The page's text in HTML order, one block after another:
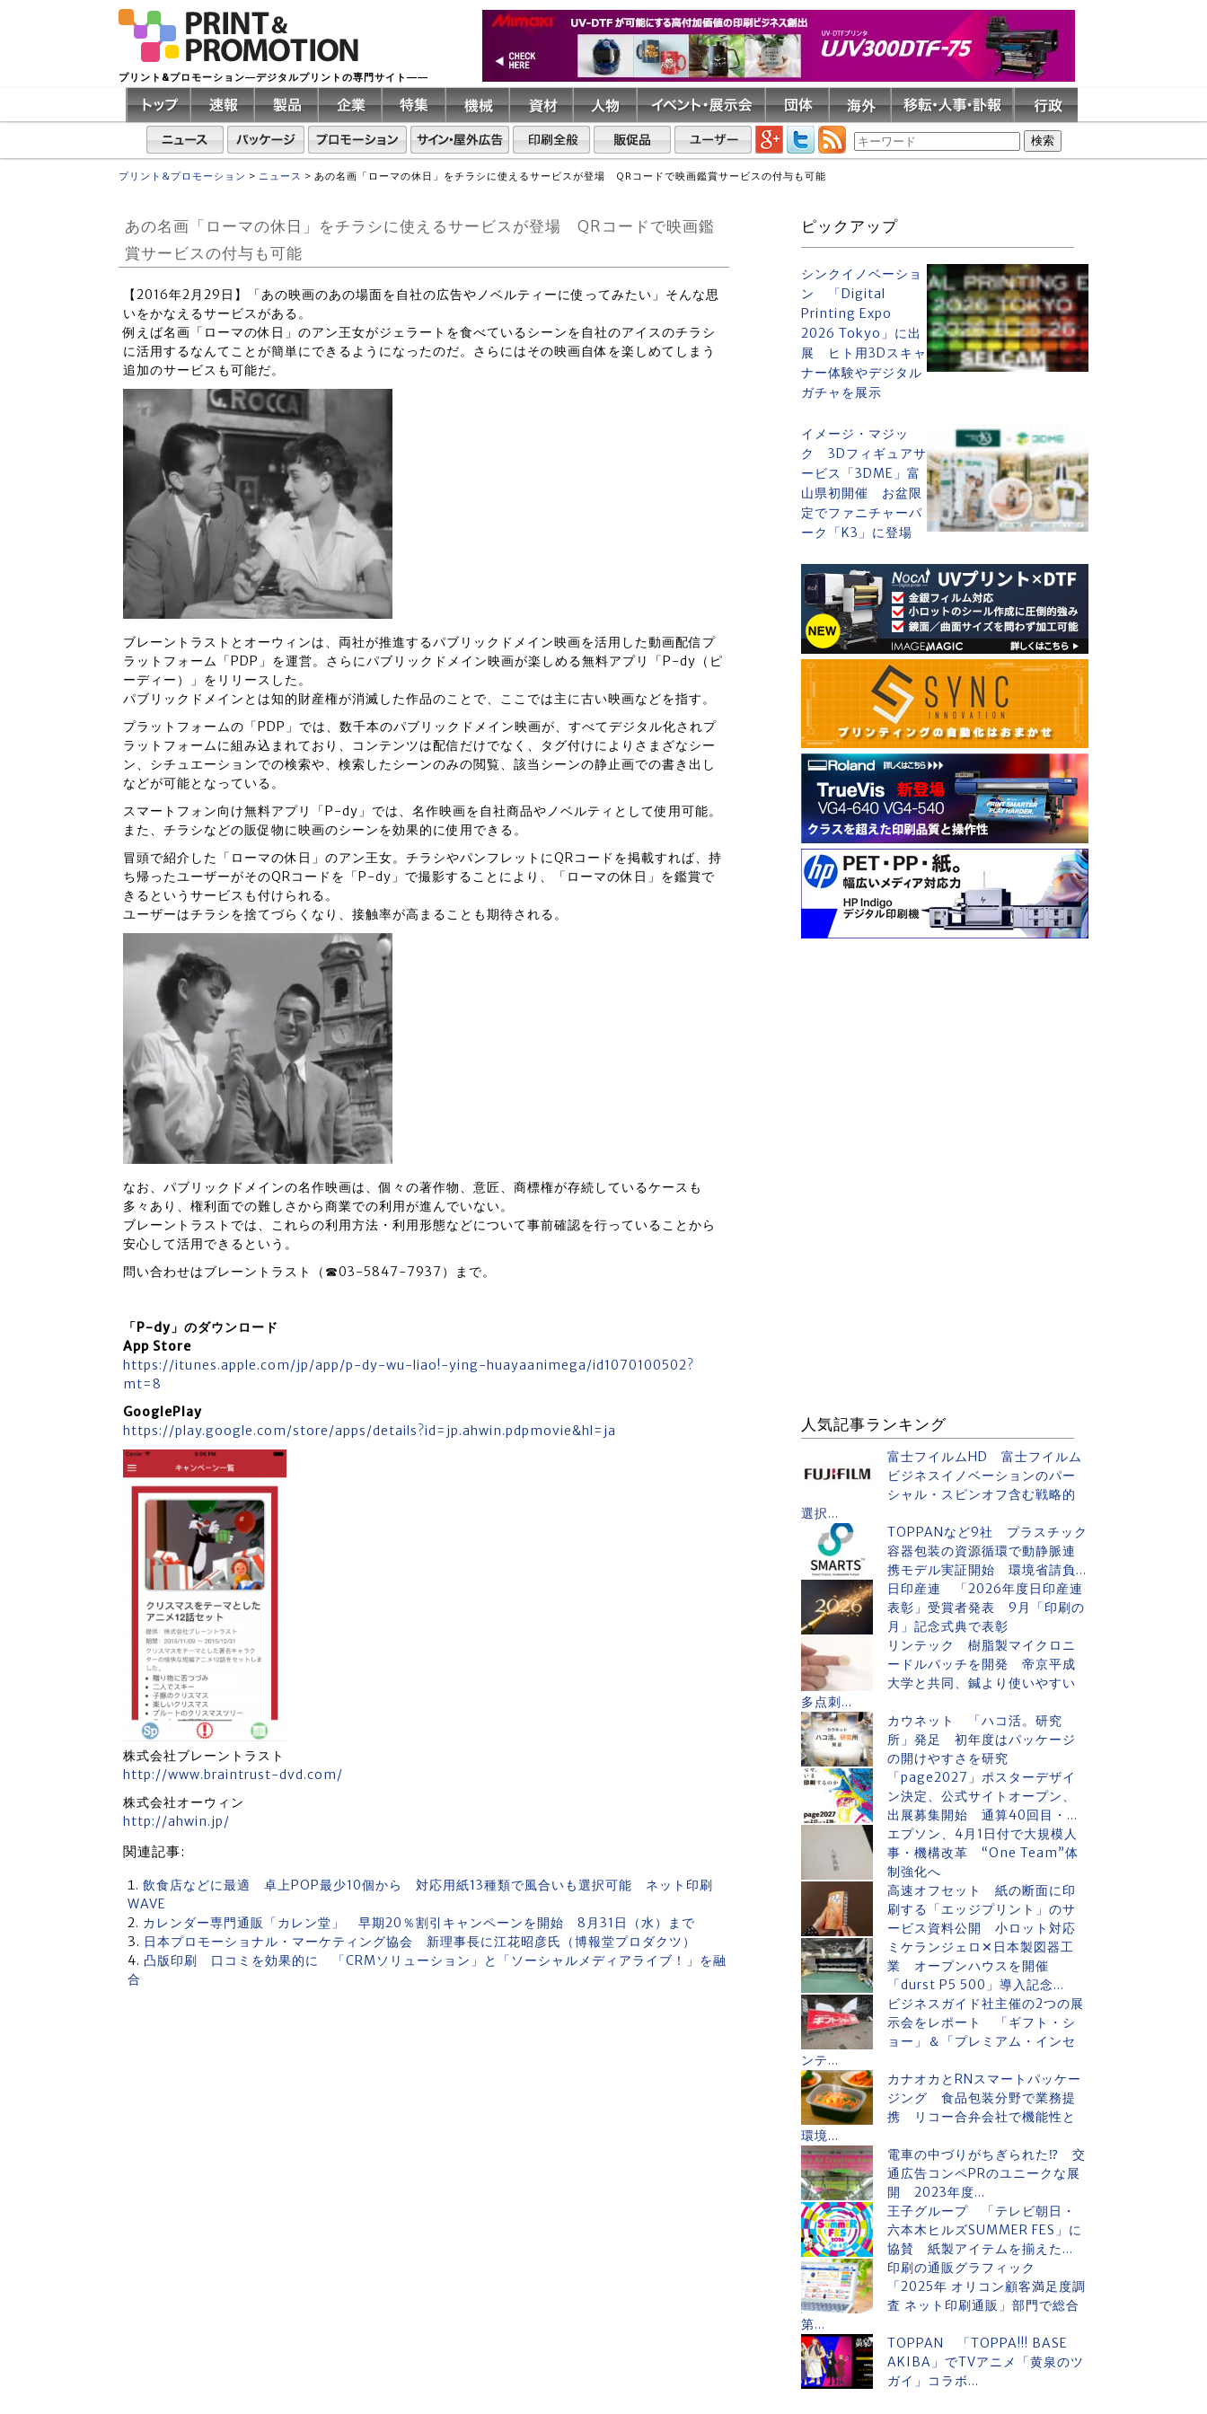
プリント&プロモーション―デジタルプリントの専門サイト――
プリント&プロモーション > ニュース > あの名画「ローマの休日」をチラシに使えるサービスが登場 QRコードで映画鑑賞サービスの付与も可能
あの名画「ローマの休日」をチラシに使えるサービスが登場 QRコードで映画鑑
賞サービスの付与も可能
【2016年2月29日】「あの映画のあの場面を自社の広告やノベルティーに使ってみたい」そんな思
いをかなえるサービスがある。
例えば名画「ローマの休日」のアン王女がジェラートを食べているシーンを自社のアイスのチラシ
に活用するなんてことが簡単にできるようになったのだ。さらにはその映画自体を楽しめてしまう
追加のサービスも可能だ。
ブレーントラストとオーウィンは、両社が推進するパブリックドメイン映画を活用した動画配信プ
ラットフォーム「PDP」を運営。さらにパブリックドメイン映画が楽しめる無料アプリ「P-dy（ピ
ーディー）」をリリースした。
パブリックドメインとは知的財産権が消滅した作品のことで、ここでは主に古い映画などを指す。
プラットフォームの「PDP」では、数千本のパブリックドメイン映画が、すべてデジタル化されプ
ラットフォームに組み込まれており、コンテンツは配信だけでなく、タグ付けによりさまざなシー
ン、シチュエーションでの検索や、検索したシーンのみの閲覧、該当シーンの静止画での書き出し
などが可能となっている。
スマートフォン向け無料アプリ「P-dy」では、名作映画を自社商品やノベルティとして使用可能。
また、チラシなどの販促物に映画のシーンを効果的に使用できる。
冒頭で紹介した「ローマの休日」のアン王女。チラシやパンフレットにQRコードを掲載すれば、持
ち帰ったユーザーがそのQRコードを「P-dy」で撮影することにより、「ローマの休日」を鑑賞で
きるというサービスも付けられる。
ユーザーはチラシを捨てづらくなり、接触率が高まることも期待される。
なお、パブリックドメインの名作映画は、個々の著作物、意匠、商標権が存続しているケースも
多々あり、権利面での難しさから商業での利用が進んでいない。
ブレーントラストでは、これらの利用方法・利用形態などについて事前確認を行っていることから
安心して活用できるという。
問い合わせはブレーントラスト（☎03-5847-7937）まで。
「P-dy」のダウンロード
App Store
https://itunes.apple.com/jp/app/p-dy-wu-liao!-ying-huayaanimega/id1070100502?
mt=8
GooglePlay
https://play.google.com/store/apps/details?id=jp.ahwin.pdpmovie&hl=ja
株式会社ブレーントラスト
http://www.braintrust-dvd.com/
株式会社オーウィン
http://ahwin.jp/
関連記事:
飲食店などに最適 卓上POP最少10個から 対応用紙13種類で風合いも選択可能 ネット印刷
WAVE
カレンダー専門通販「カレン堂」 早期20％割引キャンペーンを開始 8月31日（水）まで
日本プロモーショナル・マーケティング協会 新理事長に江花昭彦氏（博報堂プロダクツ）
凸版印刷 口コミを効果的に 「CRMソリューション」と「ソーシャルメディアライブ！」を融
合
ピックアップ
シンクイノベーショ
ン 「Digital
Printing Expo
2026 Tokyo」に出
展 ヒト用3Dスキャ
ナー体験やデジタル
ガチャを展示
イメージ・マジッ
ク 3Dフィギュアサ
ービス「3DME」富
山県初開催 お盆限
定でファニチャーパ
ーク「K3」に登場
人気記事ランキング
富士フイルムHD 富士フイルム
ビジネスイノベーションのパー
シャル・スピンオフ含む戦略的
選択...
TOPPANなど9社 プラスチック
容器包装の資源循環で動静脈連
携モデル実証開始 環境省請負...
日印産連 「2026年度日印産連
表彰」受賞者発表 9月「印刷の
月」記念式典で表彰
リンテック 樹脂製マイクロニ
ードルパッチを開発 帝京平成
大学と共同、鍼より使いやすい
多点刺...
カウネット 「ハコ活。研究
所」発足 初年度はパッケージ
の開けやすさを研究
「page2027」ポスターデザイ
ン決定、公式サイトオープン、
出展募集開始 通算40回目・...
エプソン、4月1日付で大規模人
事・機構改革 “One Team”体
制強化へ
高速オフセット 紙の断面に印
刷する「エッジプリント」のサ
ービス資料公開 小ロット対応
ミケランジェロ✕日本製図器工
業 オープンハウスを開催
「durst P5 500」導入記念...
ビジネスガイド社主催の2つの展
示会をレポート 「ギフト・シ
ョー」＆「プレミアム・インセ
ンテ...
カナオカとRNスマートパッケー
ジング 食品包装分野で業務提
携 リコー合弁会社で機能性と
環境...
電車の中づりがちぎられた⁉ 交
通広告コンペPRのユニークな展
開 2023年度...
王子グループ 「テレビ朝日・
六本木ヒルズSUMMER FES」に
協賛 紙製アイテムを揃えた...
印刷の通販グラフィック
「2025年 オリコン顧客満足度調
査 ネット印刷通販」部門で総合
第...
TOPPAN 「TOPPA!!! BASE
AKIBA」でTVアニメ「黄泉のツ
ガイ」コラボ...